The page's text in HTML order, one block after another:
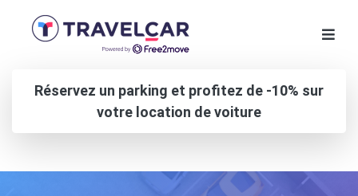
Réservez un parking et profitez de -10% sur
votre location de voiture